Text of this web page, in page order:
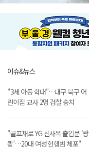
이슈&뉴스
"3세 아동 학대"…대구 북구 어
린이집 교사 2명 검찰 송치
"골프채로 YG 신사옥 출입문 '쾅
쾅'…20대 여성 현행범 체포"